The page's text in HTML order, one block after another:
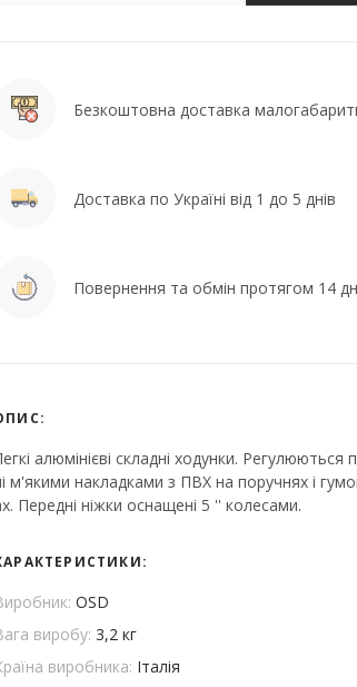
Безкоштовна доставка
Доставка по Україні від 1 до 5 днів
Повернення та обмін протягом 14
алюмінієві складні ходунки.
м'якими накладками з ПВХ на поручнях і
Передні ніжки оснащені 5 '' колесами.
OSD
виробу: 3,2 кг
виробника: Італія